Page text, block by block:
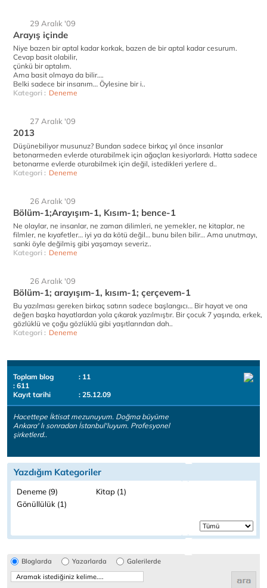
29 Aralık '09
Arayış içinde
Niye bazen bir aptal kadar korkak, bazen de bir aptal kadar cesurum.
Cevap basit olabilir,
çünkü bir aptalım.
Ama basit olmaya da bilir….
Belki sadece bir insanım… Öylesine bir i..
Kategori : Deneme
27 Aralık '09
2013
Düşünebiliyor musunuz? Bundan sadece birkaç yıl önce insanlar
betonarmeden evlerde oturabilmek için ağaçları kesiyorlardı. Hatta sadece
betonarme evlerde oturabilmek için değil, istedikleri yerlere d..
Kategori : Deneme
26 Aralık '09
Bölüm-1;Arayışım-1, Kısım-1; bence-1
Ne olaylar, ne insanlar, ne zaman dilimleri, ne yemekler, ne kitaplar, ne
filmler, ne kıyafetler… iyi ya da kötü değil… bunu bilen bilir… Ama unutmayı,
sanki öyle değilmiş gibi yaşamayı severiz..
Kategori : Deneme
26 Aralık '09
Bölüm-1; arayışım-1, kısım-1; çerçevem-1
Bu yazılması gereken birkaç satırın sadece başlangıcı… Bir hayat ve ona
değen başka hayatlardan yola çıkarak yazılmıştır. Bir çocuk 7 yaşında, erkek,
gözlüklü ve çoğu gözlüklü gibi yaşıtlarından dah..
Kategori : Deneme
Toplam blog
: 11
: 611
Kayıt tarihi
: 25.12.09
Hacettepe İktisat mezunuyum. Doğma büyüme
Ankara' lı sonradan İstanbul'luyum. Profesyonel
şirketlerd..
Yazdığım Kategoriler
Deneme (9)
Kitap (1)
Gönüllülük (1)
Bloglarda Yazarlarda Galerilerde